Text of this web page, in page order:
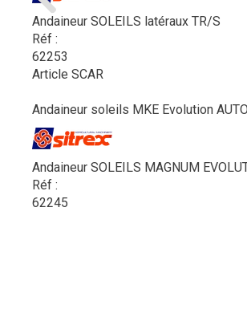
Andaineur SOLEILS latéraux TR/S
Réf :
62253
Article SCAR
Andaineur soleils MKE Evolution
Andaineur SOLEILS MAGNUM
Réf :
62245